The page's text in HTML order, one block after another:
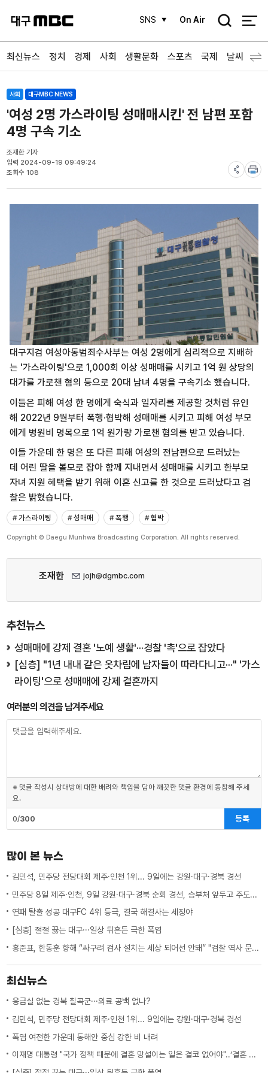
SNS On Air
검
최신뉴스 정치 경제 사회 생활문화 스포츠 국제 날씨
사회 대구MBC NEWS
'여성 2명 가스라이팅 성매매시킨' 전 남편 포함
4명 구속 기소
조재한 기자
입력 2024-09-19 09:49:24
조회수 108
대구지검 여성아동범죄수사부는 여성 2명에게 심리적으로 지배하
는 '가스라이팅'으로 1,000회 이상 성매매를 시키고 1억 원 상당의
대가를 가로챈 혐의 등으로 20대 남녀 4명을 구속기소 했습니다.
이들은 피해 여성 한 명에게 숙식과 일자리를 제공할 것처럼 유인
해 2022년 9월부터 폭행·협박해 성매매를 시키고 피해 여성 부모
에게 병원비 명목으로 1억 원가량 가로챈 혐의를 받고 있습니다.
이들 가운데 한 명은 또 다른 피해 여성의 전남편으로 드러났는
데 어린 딸을 볼모로 잡아 함께 지내면서 성매매를 시키고 한부모
자녀 지원 혜택을 받기 위해 이혼 신고를 한 것으로 드러났다고 검
찰은 밝혔습니다.
# 가스라이팅 # 성매매 # 폭행 # 협박
Copyright © Daegu Munhwa Broadcasting Corporation. All rights reserved.
조재한 jojh@dgmbc.com
추천뉴스
성매매에 강제 결혼 '노예 생활'···경찰 '촉'으로 잡았다
[심층] "1년 내내 같은 옷차림에 남자들이 따라다니고···" '가스
라이팅'으로 성매매에 강제 결혼까지
여러분의 의견을 남겨주세요
※ 댓글 작성시 상대방에 대한 배려와 책임을 담아 깨끗한 댓글 환경에 동참해 주세
요.
0/300 등록
많이 본 뉴스
김민석, 민주당 전당대회 제주·인천 1위... 9일에는 강원·대구·경북 경선
민주당 8일 제주·인천, 9일 강원·대구·경북 순회 경선, 승부처 앞두고 주도권 잡기
연패 탈출 성공 대구FC 4위 등극, 결국 해결사는 세징야
[심층] 절절 끓는 대구···일상 뒤흔든 극한 폭염
홍준표, 한동훈 향해 “싸구려 검사 설치는 세상 되어선 안돼” "검찰 역사 문 닫게 원인 제공한 원흉"
최신뉴스
응급실 없는 경북 칠곡군···의료 공백 없나?
김민석, 민주당 전당대회 제주·인천 1위... 9일에는 강원·대구·경북 경선
폭염 여전한 가운데 동해안 중심 강한 비 내려
이재명 대통령 "국가 정책 때문에 결혼 망설이는 일은 결코 없어야"..‘결혼 페널티’ 제도 상 불이익 면밀히 조사 지시